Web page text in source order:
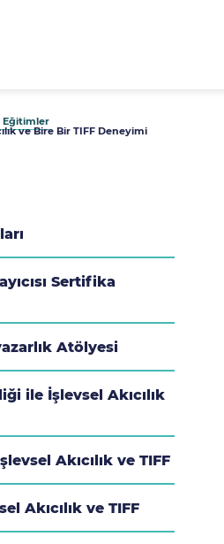
Eğitimler
ve Bire Bir TIFF Deneyimi
Sertifika
Atölyesi
ile İşlevsel Akıcılık
Akıcılık ve TIFF
Akıcılık ve TIFF